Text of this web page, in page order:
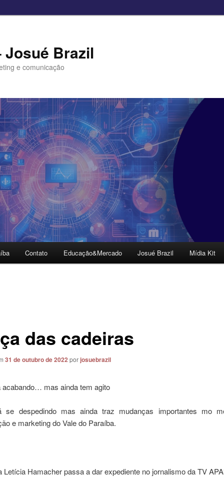
Josué Brazil
e comunicação
Contato Educação&Mercado Josué Brazil Mídia Kit
das cadeiras
31 de outubro de 2022 porjosuebrazil
acabando… mas ainda tem agito
despedindo mas ainda traz mudanças importantes mo
e marketing do Vale do Paraíba.
Letícia Hamacher passa a dar expediente no jornalismo da TV